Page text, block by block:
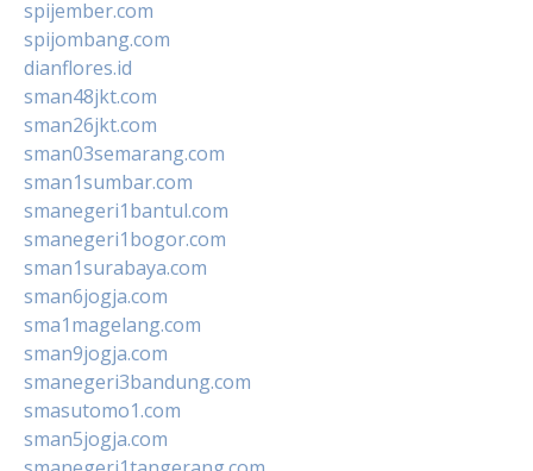
spijember.com
spijombang.com
dianflores.id
sman48jkt.com
sman26jkt.com
sman03semarang.com
sman1sumbar.com
smanegeri1bantul.com
smanegeri1bogor.com
sman1surabaya.com
sman6jogja.com
sma1magelang.com
sman9jogja.com
smanegeri3bandung.com
smasutomo1.com
sman5jogja.com